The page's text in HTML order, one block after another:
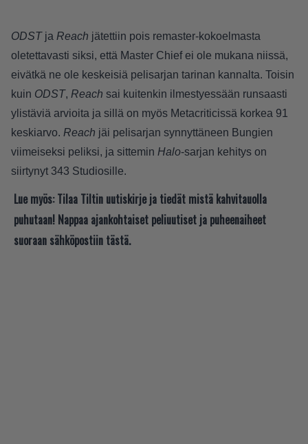
ODST ja Reach jätettiin pois remaster-kokoelmasta
oletettavasti siksi, että Master Chief ei ole mukana niissä,
eivätkä ne ole keskeisiä pelisarjan tarinan kannalta. Toisin
kuin ODST, Reach sai kuitenkin ilmestyessään runsaasti
ylistäviä arvioita ja sillä on myös Metacriticissä korkea 91
keskiarvo. Reach jäi pelisarjan synnyttäneen Bungien
viimeiseksi peliksi, ja sittemin Halo-sarjan kehitys on
siirtynyt 343 Studiosille.
Lue myös: Tilaa Tiltin uutiskirje ja tiedät mistä kahvitauolla
puhutaan! Nappaa ajankohtaiset peliuutiset ja puheenaiheet
suoraan sähköpostiin tästä.